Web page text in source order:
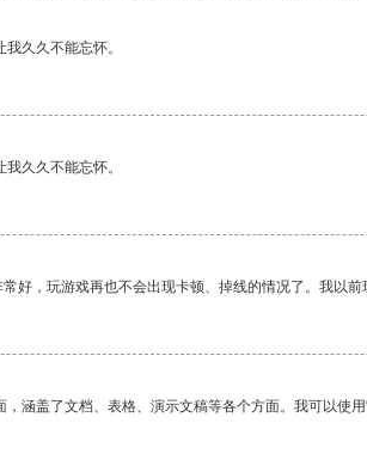
久久不能忘怀。
久久不能忘怀。
好，玩游戏再也不会出现卡顿、掉线的情况了。我以
涵盖了文档、表格、演示文稿等各个方面。我可以使